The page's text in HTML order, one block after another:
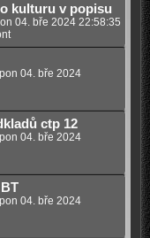
kulturu v popisu
04. bře 2024 22:58:35
pon 04. bře 2024
ctp 12
pon 04. bře 2024
pon 04. bře 2024